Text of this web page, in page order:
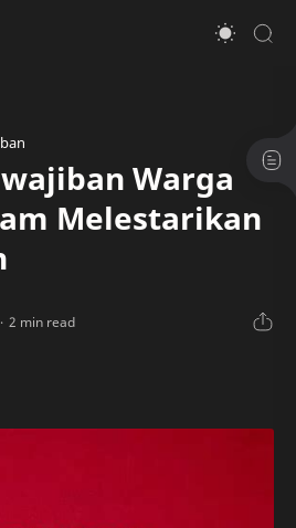
Warga
Melestarikan
2 min read